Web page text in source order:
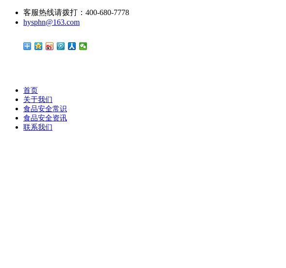
客服热线请拨打：400-680-7778
hysphn@163.com
首页
关于我们
食品安全常识
食品安全资讯
联系我们